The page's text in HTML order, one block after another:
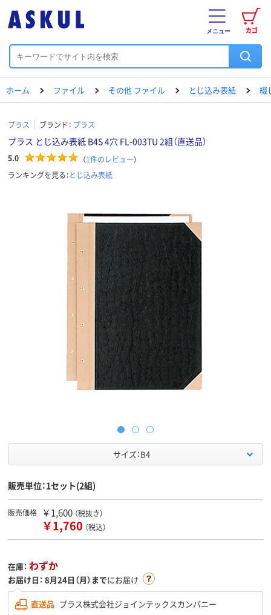
カゴ
メニュー
ホーム ファイル その他 ファイル とじ込み表紙 綴
プラス ブランド： プラス
プラス とじ込み表紙 B4S 4穴 FL-003TU 2組（直送品）
5.0 （1件のレビュー）
ランキングを見る：とじ込み表紙
サイズ：B4
販売単位：1セット(2組)
販売価格 ￥1,600 （税抜き）
￥1,760 （税込）
在庫： わずか
お届け日： 8月24日（月）までにお届け
直送品 プラス株式会社ジョインテックスカンパニー